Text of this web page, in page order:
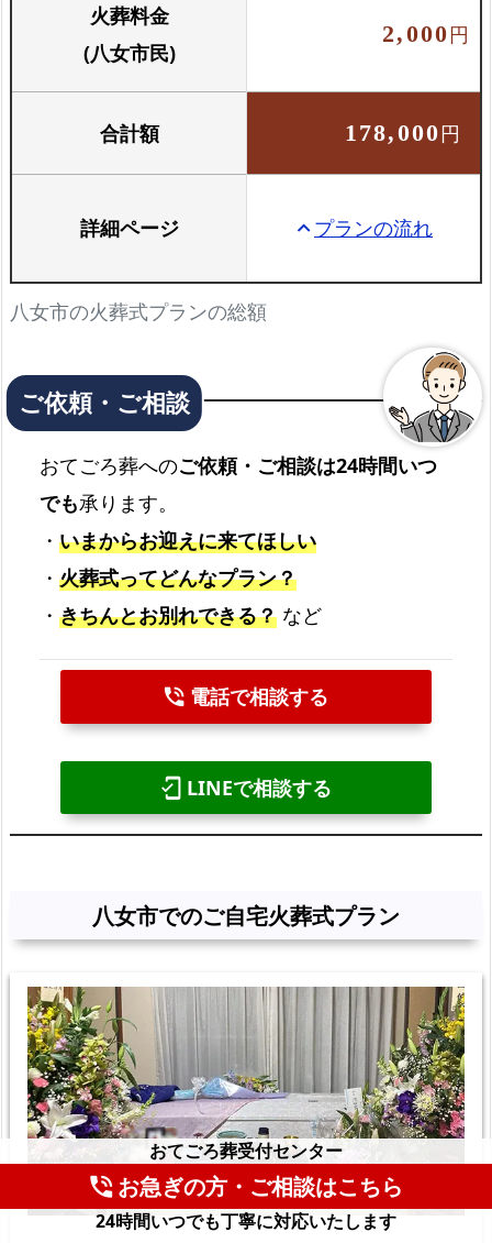
八女市の火葬式プランの総額
火葬料金
(八女市民)
2,000円
合計額 178,000円
詳細ページ keyboard_arrow_upプランの流れ
おてごろ葬へのご依頼・ご相談は24時間いつ
でも承ります。
・ いまからお迎えに来てほしい
・ 火葬式ってどんなプラン？
・ きちんとお別れできる？など
phone_in_talk電話で相談する
mobile_friendly LINEで相談する
八女市でのご自宅火葬式プラン
おてごろ葬受付センター
phone_in_talkお急ぎの方・ご相談はこちら
24時間いつでも丁寧に対応いたします